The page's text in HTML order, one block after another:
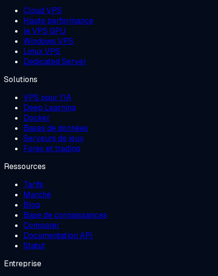
Cloud VPS
Haute performance
le VPS GPU
Windows VPS
Linux VPS
Dedicated Server
Solutions
VPS pour l'IA
Deep Learning
Docker
Bases de données
Serveurs de jeux
Forex et trading
Ressources
Tarifs
Marché
Blog
Base de connaissances
Comparer
Documentation API
Statut
Entreprise